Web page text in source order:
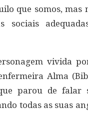
que somos, mas
sociais
vivida
Alma
parou de falar
todas as suas